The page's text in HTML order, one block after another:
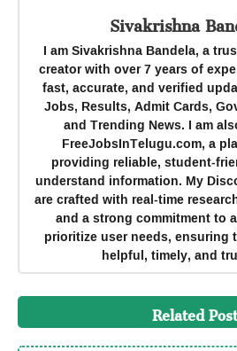
Sivakrishna
I am Sivakrishna Bandela, a
creator with over 7 years of
fast, accurate, and verified
Jobs, Results, Admit Cards,
and Trending News. I am
FreeJobsInTelugu.com, a
providing reliable, student-
understand information. My
are crafted with real-time
and a strong commitment to
prioritize user needs, ensuring
helpful, timely, and
Related